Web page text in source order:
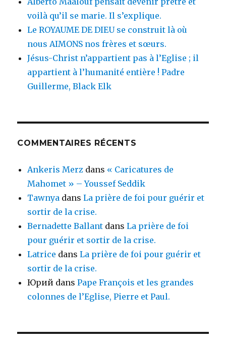
voilà qu’il se marie. Il s’explique.
Le ROYAUME DE DIEU se construit là où
nous AIMONS nos frères et sœurs.
Jésus-Christ n’appartient pas à l’Eglise ; il
appartient à l’humanité entière ! Padre
Guillerme, Black Elk
COMMENTAIRES RÉCENTS
Ankeris Merz dans « Caricatures de
Mahomet » – Youssef Seddik
Tawnya dansLa prière de foi pour guérir et
sortir de la crise.
Bernadette Ballant dansLa prière de foi
pour guérir et sortir de la crise.
Latrice dansLa prière de foi pour guérir et
sortir de la crise.
Юрий dansPape François et les grandes
colonnes de l’Eglise, Pierre et Paul.